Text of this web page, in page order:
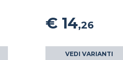
€ 14,26
VEDI VARIANTI